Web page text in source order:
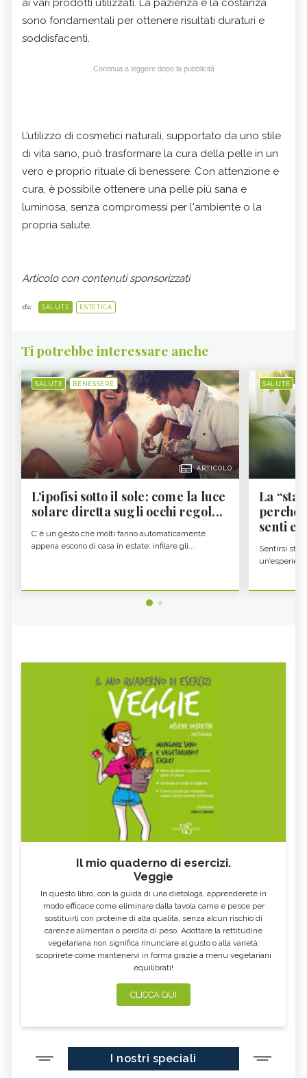
ai vari prodotti utilizzati. La pazienza e la costanza
sono fondamentali per ottenere risultati duraturi e
soddisfacenti.
Continua a leggere dopo la pubblicità
L’utilizzo di cosmetici naturali, supportato da uno stile
di vita sano, può trasformare la cura della pelle in un
vero e proprio rituale di benessere. Con attenzione e
cura, è possibile ottenere una pelle più sana e
luminosa, senza compromessi per l'ambiente o la
propria salute.
Articolo con contenuti sponsorizzati
da: SALUTE ESTETICA
Ti potrebbe interessare anche
SALUTE BENESSERE
ARTICOLO
L'ipofisi sotto il sole: come la luce
solare diretta sugli occhi regol...
C'è un gesto che molti fanno automaticamente
appena escono di casa in estate: infilare gli...
SALUTE
La
perché
senti
Sentirsi
Il mio quaderno di esercizi.
Veggie
In questo libro, con la guida di una dietologa, apprenderete in
modo efficace come eliminare dalla tavola carne e pesce per
sostituirli con proteine di alta qualità, senza alcun rischio di
carenze alimentari o perdita di peso. Adottare la rettitudine
vegetariana non significa rinunciare al gusto o alla varietà:
scoprirete come mantenervi in forma grazie a menu vegetariani
equilibrati!
CLICCA QUI
I nostri speciali